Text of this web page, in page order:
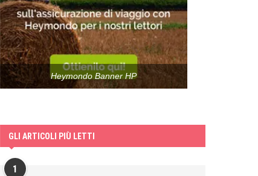
Heymondo Banner HP
GLI ARTICOLI PIÙ LETTI
1